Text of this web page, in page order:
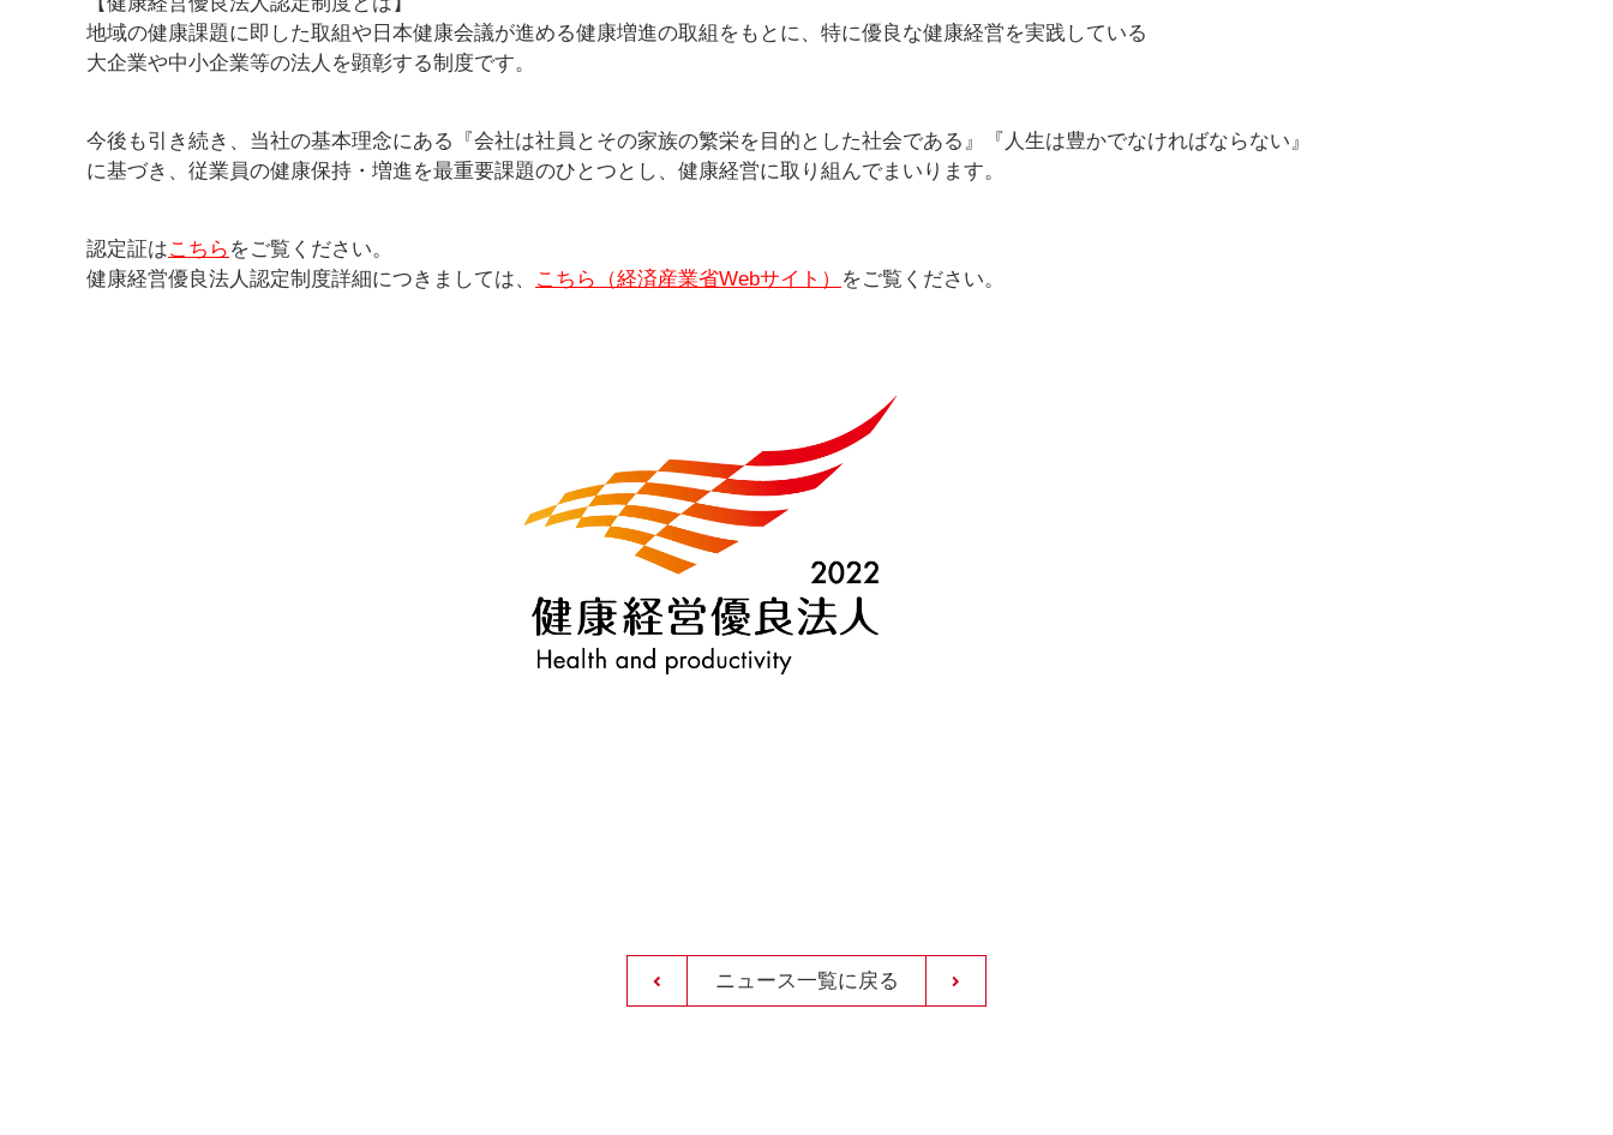
地域の健康課題に即した取組や日本健康会議が進める健康増進の取組をもとに、特に優良な健康経営を実践している
大企業や中小企業等の法人を顕彰する制度です。
今後も引き続き、当社の基本理念にある『会社は社員とその家族の繁栄を目的とした社会である』『人生は豊かでなければならない』
に基づき、従業員の健康保持・増進を最重要課題のひとつとし、健康経営に取り組んでまいります。
認定証はこちら をご覧ください。
健康経営優良法人認定制度詳細につきましては、
こちら（経済産業省Webサイト） をご覧ください。
ニュース一覧に戻る